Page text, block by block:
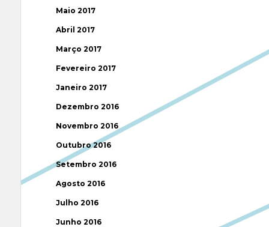
Maio 2017
Abril 2017
Março 2017
Fevereiro 2017
Janeiro 2017
Dezembro 2016
Novembro 2016
Outubro 2016
Setembro 2016
Agosto 2016
Julho 2016
Junho 2016